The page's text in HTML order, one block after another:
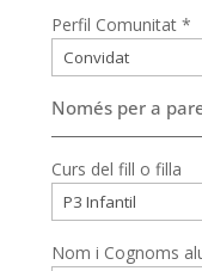
Perfil Comunitat *
Només per a
Curs del fill o filla
Nom i Cognoms